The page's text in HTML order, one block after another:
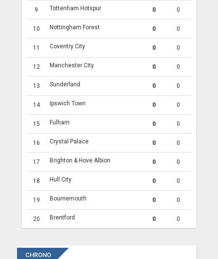
9 Tottenham Hotspur 0 0
10 Nottingham Forest 0 0
11 Coventry City 0 0
12 Manchester City 0 0
13 Sunderland 0 0
14 Ipswich Town 0 0
15 Fulham 0 0
16 Crystal Palace 0 0
17 Brighton & Hove Albion 0 0
18 Hull City 0 0
19 Bournemouth 0 0
20 Brentford 0 0
CHRONO